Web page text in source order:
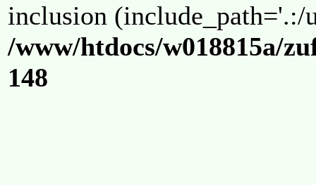
inclusion (include_path='.:/
/www/htdocs/w018815a/
148